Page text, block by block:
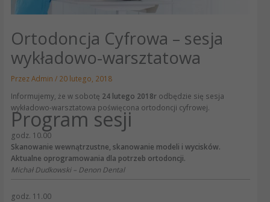
Ortodoncja Cyfrowa – sesja
wykładowo-warsztatowa
PrzezAdmin/ 20 lutego, 2018
Informujemy, że w sobotę 24 lutego 2018r odbędzie się sesja
wykładowo-warsztatowa poświęcona ortodoncji cyfrowej.
Program sesji
godz. 10.00
Skanowanie wewnątrzustne, skanowanie modeli i wycisków.
Aktualne oprogramowania dla potrzeb ortodoncji.
Michał Dudkowski – Denon Dental
godz. 11.00